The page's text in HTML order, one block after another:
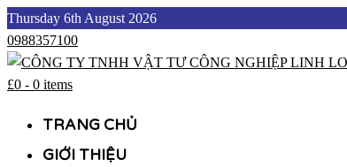
Skip
to
content
Thursday 6th August 2026
0988357100
£0 - 0 items
TRANG CHỦ
GIỚI THIỆU